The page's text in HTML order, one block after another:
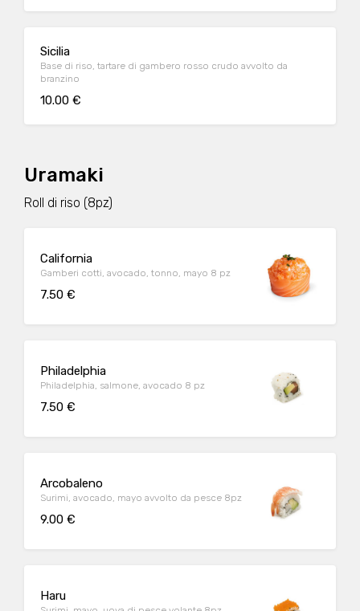
Sicilia
Base di riso, tartare di gambero rosso crudo avvolto da
branzino
10.00 €
Uramaki
Roll di riso (8pz)
California
Gamberi cotti, avocado, tonno, mayo 8 pz
7.50 €
Philadelphia
Philadelphia, salmone, avocado 8 pz
7.50 €
Arcobaleno
Surimi, avocado, mayo avvolto da pesce 8pz
9.00 €
Haru